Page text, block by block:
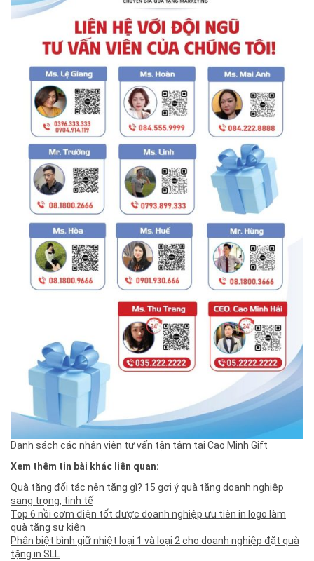
Danh sách các nhân viên tư vấn tận tâm tại Cao Minh Gift
Xem thêm tin bài khác liên quan:
Quà tặng đối tác nên tặng gì? 15 gợi ý quà tặng doanh nghiệp
sang trọng, tinh tế
Top 6 nồi cơm điện tốt được doanh nghiệp ưu tiên in logo làm
quà tặng sự kiện
Phân biệt bình giữ nhiệt loại 1 và loại 2 cho doanh nghiệp đặt quà
tặng in SLL